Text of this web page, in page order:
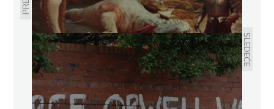
SLEDEĆE